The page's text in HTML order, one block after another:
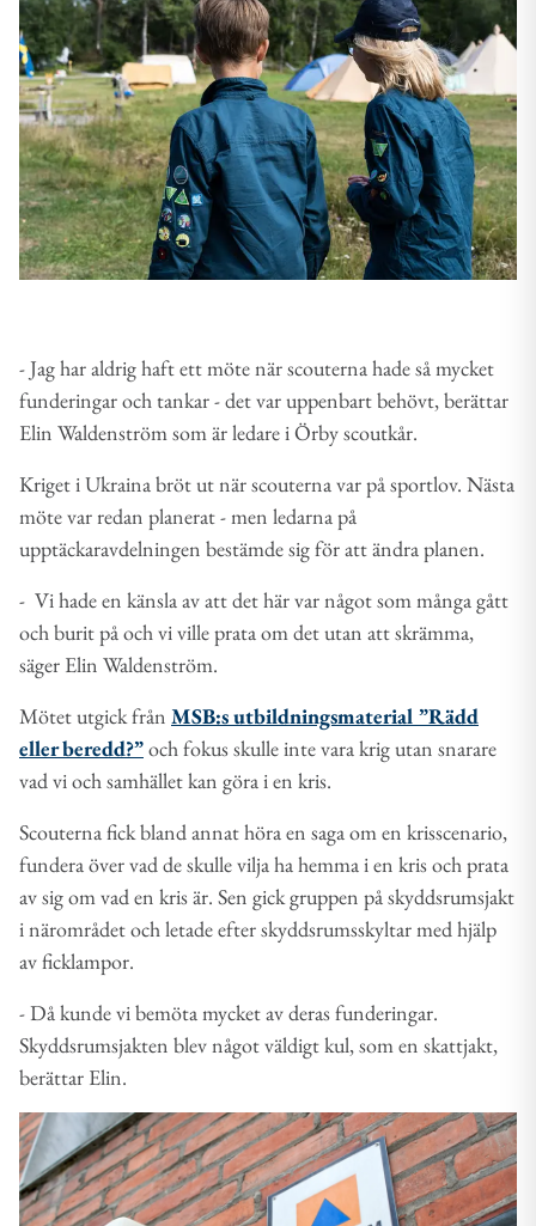
- Jag har aldrig haft ett möte när scouterna hade så mycket
funderingar och tankar - det var uppenbart behövt, berättar
Elin Waldenström som är ledare i Örby scoutkår.
Kriget i Ukraina bröt ut när scouterna var på sportlov. Nästa
möte var redan planerat - men ledarna på
upptäckaravdelningen bestämde sig för att ändra planen.
- Vi hade en känsla av att det här var något som många gått
och burit på och vi ville prata om det utan att skrämma,
säger Elin Waldenström.
Mötet utgick från MSB:s utbildningsmaterial ”Rädd
eller beredd?”och fokus skulle inte vara krig utan snarare
vad vi och samhället kan göra i en kris.
Scouterna fick bland annat höra en saga om en krisscenario,
fundera över vad de skulle vilja ha hemma i en kris och prata
av sig om vad en kris är. Sen gick gruppen på skyddsrumsjakt
i närområdet och letade efter skyddsrumsskyltar med hjälp
av ficklampor.
- Då kunde vi bemöta mycket av deras funderingar.
Skyddsrumsjakten blev något väldigt kul, som en skattjakt,
berättar Elin.